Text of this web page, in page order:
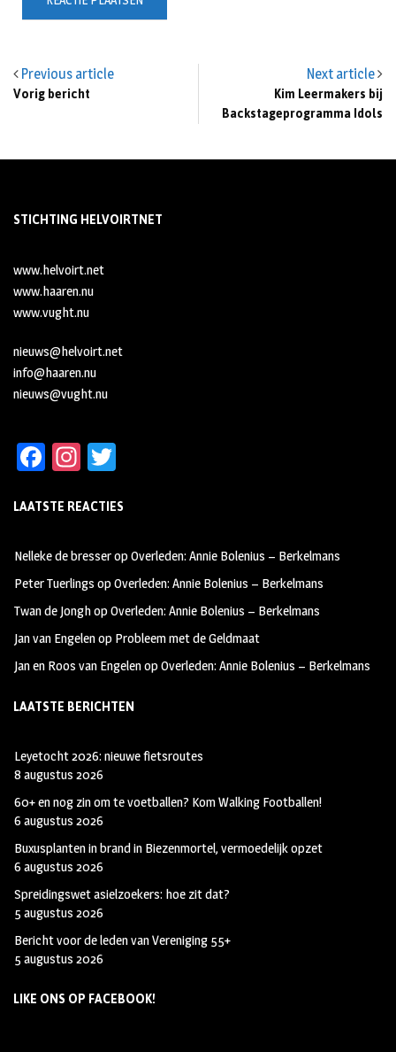
Previous article
Vorig bericht
Next article
Kim Leermakers bij
Backstageprogramma Idols
STICHTING HELVOIRTNET
www.helvoirt.net
www.haaren.nu
www.vught.nu
nieuws@helvoirt.net
info@haaren.nu
nieuws@vught.nu
Fa
b
oo
k
In
ag
m
tt
LAATSTE REACTIES
Nelleke de bresseropOverleden: Annie Bolenius – Berkelmans
Peter Tuerlings opOverleden: Annie Bolenius – Berkelmans
Twan de JonghopOverleden: Annie Bolenius – Berkelmans
Jan van Engelenop Probleem met de Geldmaat
Jan en Roos van EngelenopOverleden: Annie Bolenius – Berkelmans
LAATSTE BERICHTEN
Leyetocht 2026: nieuwe fietsroutes
8 augustus 2026
60+ en nog zin om te voetballen? Kom Walking Footballen!
6 augustus 2026
Buxusplanten in brand in Biezenmortel, vermoedelijk opzet
6 augustus 2026
Spreidingswet asielzoekers: hoe zit dat?
5 augustus 2026
Bericht voor de leden van Vereniging 55+
5 augustus 2026
LIKE ONS OP FACEBOOK!